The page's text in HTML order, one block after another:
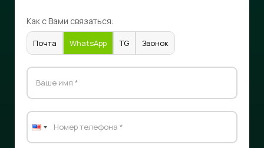
Как с Вами связаться:
Почта WhatsApp TG Звонок